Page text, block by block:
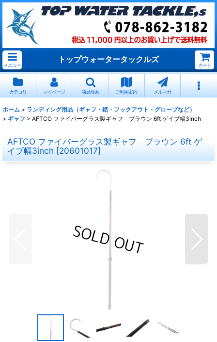
メニュー
トップウォータータックルズ
カート
カテゴリ マイページ 商品検索 ご利用案内 メルマガ
ホーム > ランディング用品（ギャフ・銛・フックアウト・グローブなど）
> ギャフ > AFTCO ファイバーグラス製ギャフ ブラウン 6ft ゲイブ幅3inch
AFTCO ファイバーグラス製ギャフ ブラウン 6ft ゲ
イブ幅3inch [20601017]